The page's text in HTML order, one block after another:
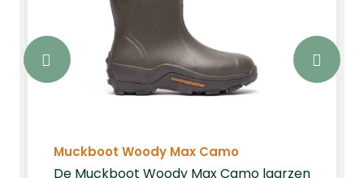
Muckboot Woody Max Camo
De Muckboot Woody Max Camo laarzen